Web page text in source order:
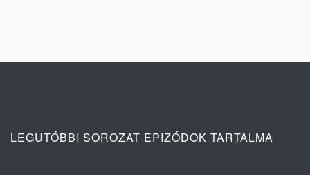
LEGUTÓBBI SOROZAT EPIZÓDOK TARTALMA